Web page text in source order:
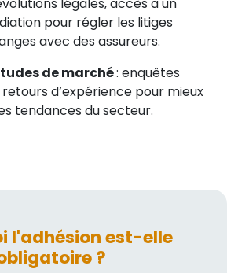
pour régler les litiges
avec des assureurs.
de marché: enquêtes
d’expérience pour mieux
tendances du secteur.
l'adhésion est-elle
?